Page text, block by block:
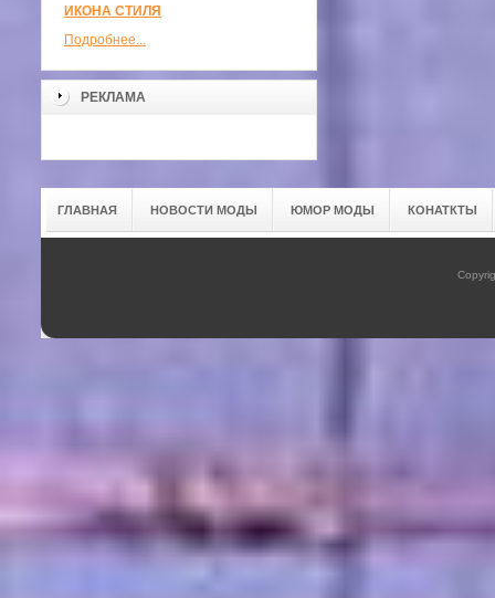
ИКОНА СТИЛЯ
Подробнее...
РЕКЛАМА
ГЛАВНАЯ НОВОСТИ МОДЫ ЮМОР МОДЫ КОНАТКТЫ